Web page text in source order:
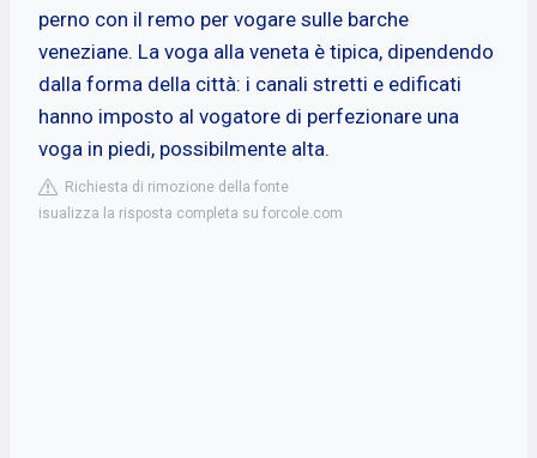
perno con il remo per vogare sulle barche
veneziane. La voga alla veneta è tipica, dipendendo
dalla forma della città: i canali stretti e edificati
hanno imposto al vogatore di perfezionare una
voga in piedi, possibilmente alta.
Richiesta di rimozione della fonte
isualizza la risposta completa su forcole.com